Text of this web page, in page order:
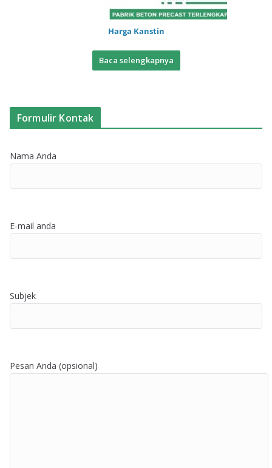
Harga Kanstin
Baca selengkapnya
Formulir Kontak
Nama Anda
E-mail anda
Subjek
Pesan Anda (opsional)